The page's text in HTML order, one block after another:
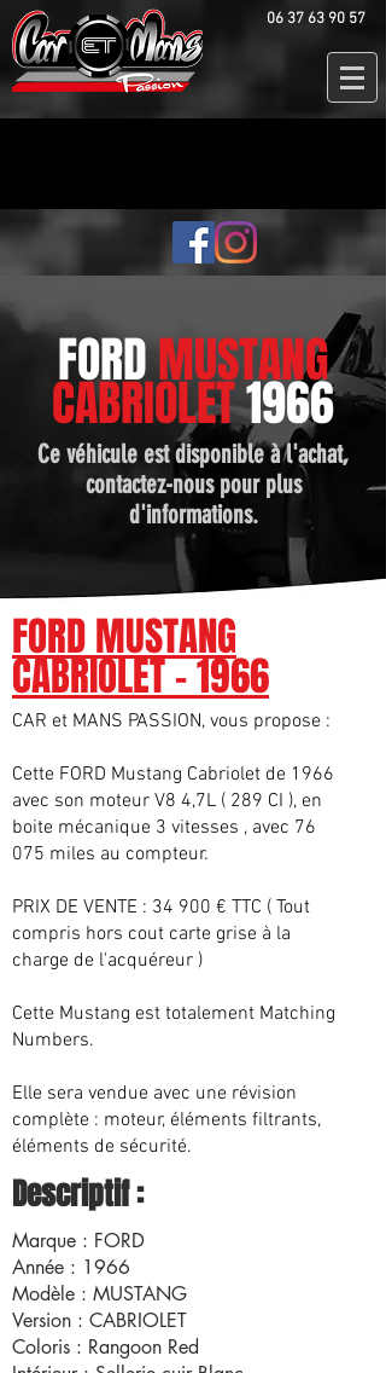
06 37 63 90 57
FORDMUSTANG
CABRIOLET1966
Ce véhicule est disponible à l'achat,
contactez-nous pour plus
d'informations.
FORD MUSTANG
CABRIOLET - 1966
CAR et MANS PASSION, vous propose :
Cette FORD Mustang Cabriolet de 1966
avec son moteur V8 4,7L ( 289 CI ), en
boite mécanique 3 vitesses , avec 76
075 miles au compteur.
PRIX DE VENTE : 34 900 € TTC ( Tout
compris hors cout carte grise à la
charge de l'acquéreur )
Cette Mustang est totalement Matching
Numbers.
Elle sera vendue avec une révision
complète : moteur, éléments filtrants,
éléments de sécurité.
Descriptif :
Marque : FORD
Année : 1966
Modèle : MUSTANG
Version : CABRIOLET
Coloris : Rangoon Red